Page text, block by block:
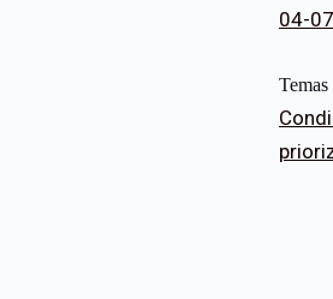
04-
Temas